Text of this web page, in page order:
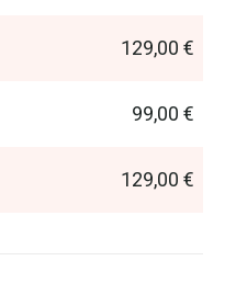
129,00 €
99,00 €
129,00 €